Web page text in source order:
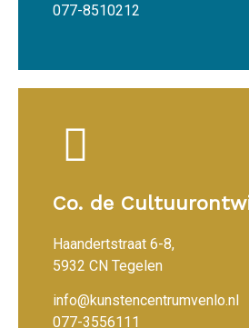
077-8510212
Co. de
Haandertstraat 6-8,
5932 CN Tegelen
info@kunstencentrumvenlo.nl
077-3556111